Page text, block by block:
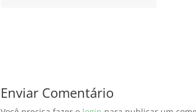
Enviar Comentário